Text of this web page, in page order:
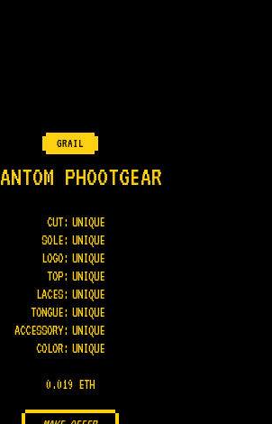
GRAIL
PHOOTGEAR
CUT: UNIQUE
SOLE: UNIQUE
LOGO: UNIQUE
TOP: UNIQUE
LACES: UNIQUE
TONGUE: UNIQUE
ACCESSORY: UNIQUE
COLOR: UNIQUE
0.019 ETH